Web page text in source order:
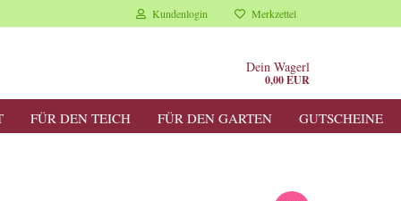
Kundenlogin Merkzettel
Dein Wagerl
0,00 EUR
FÜR DEN TEICH FÜR DEN GARTEN GUTSCHEINE